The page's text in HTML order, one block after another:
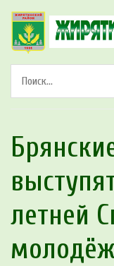
летней